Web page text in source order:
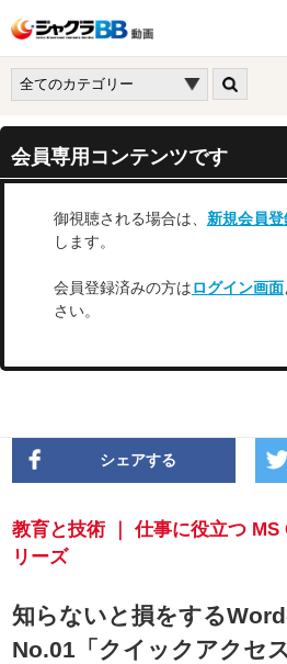
会員専用コンテンツです
御視聴される場合は、 新規会員登
します。
会員登録済みの方はログイン画面
さい。
シェアする
教育と技術 ｜ 仕事に役立つ
リーズ
知らないと損をする
No.01「クイックアクセ